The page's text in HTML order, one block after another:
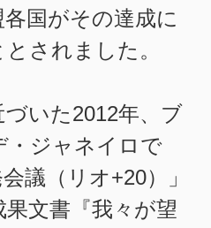
国がその達成に
されました。
いた2012年、ブ
・ジャネイロで
議（リオ+20）」
文書『我々が望